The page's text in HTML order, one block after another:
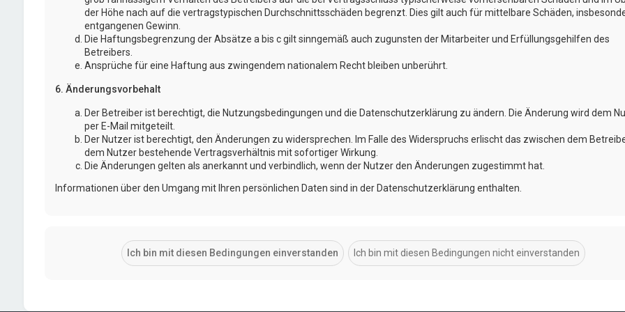
der Höhe nach auf die vertragstypischen Durchschnittsschäden begrenzt. Dies gilt auch für mittelbare Schäden,
entgangenen Gewinn.
Die Haftungsbegrenzung der Absätze a bis c gilt sinngemäß auch zugunsten der Mitarbeiter und Erfüllungsgehilfen des
Betreibers.
Ansprüche für eine Haftung aus zwingendem nationalem Recht bleiben unberührt.
6. Änderungsvorbehalt
Der Betreiber ist berechtigt, die Nutzungsbedingungen und die Datenschutzerklärung zu ändern. Die Änderung wird dem
per E-Mail mitgeteilt.
Der Nutzer ist berechtigt, den Änderungen zu widersprechen. Im Falle des Widerspruchs erlischt das zwischen dem
dem Nutzer bestehende Vertragsverhältnis mit sofortiger Wirkung.
Die Änderungen gelten als anerkannt und verbindlich, wenn der Nutzer den Änderungen zugestimmt hat.
Informationen über den Umgang mit Ihren persönlichen Daten sind in der Datenschutzerklärung enthalten.